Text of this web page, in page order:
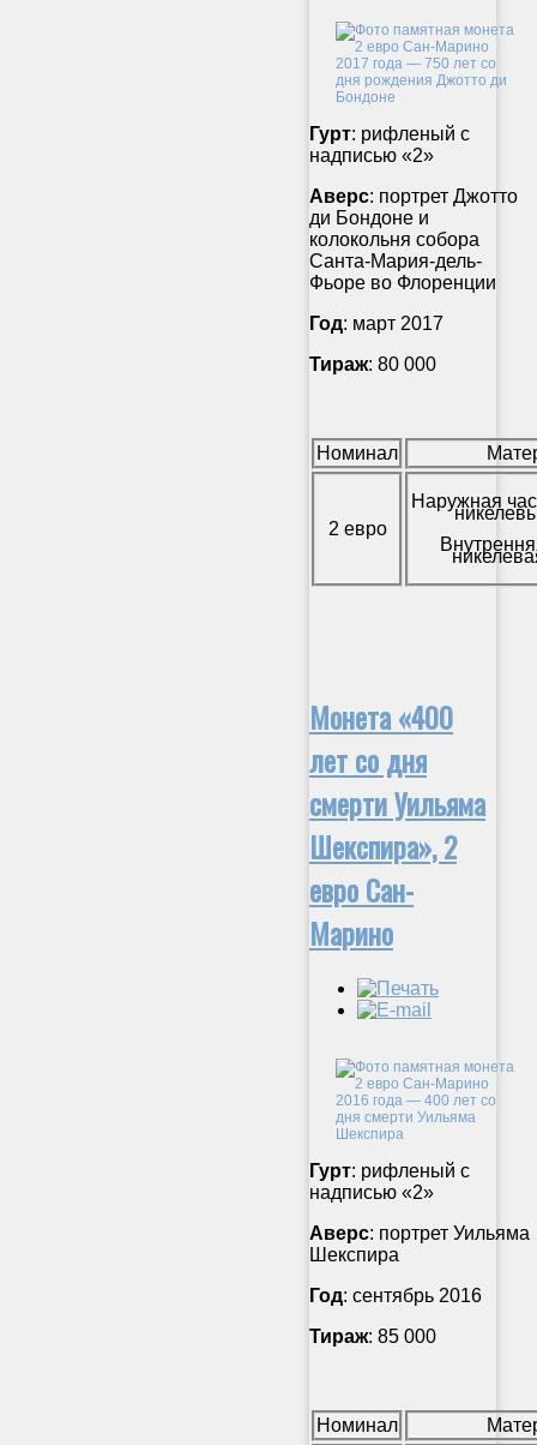
Гурт: рифленый с
надписью «2»
Аверс: портрет Джотто
ди Бондоне и
колокольня собора
Санта-Мария-дель-
Фьоре во Флоренции
Год: март 2017
Тираж: 80 000
Номинал
2 евро
Наружная
Монета «400
лет со дня
смерти Уильяма
Шекспира», 2
евро Сан-
Марино
Гурт: рифленый с
надписью «2»
Аверс: портрет Уильяма
Шекспира
Год: сентябрь 2016
Тираж: 85 000
Номинал